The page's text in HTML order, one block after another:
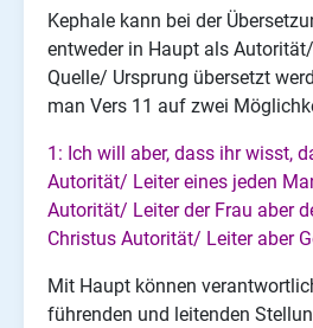
Kephale kann bei der
entweder in Haupt als
Quelle/ Ursprung übersetzt
man Vers 11 auf zwei
1: Ich will aber, dass ihr wisst,
Autorität/ Leiter eines jeden
Autorität/ Leiter der Frau aber
Christus Autorität/ Leiter aber
Mit Haupt können
führenden und leitenden